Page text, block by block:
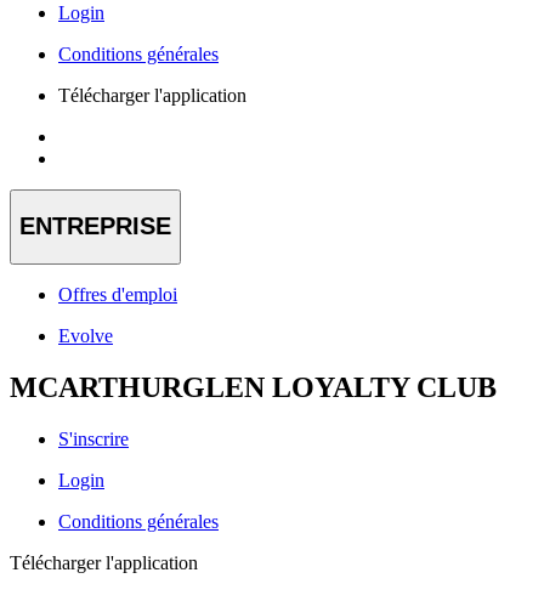
Login
Conditions générales
Télécharger l'application
ENTREPRISE
Offres d'emploi
Evolve
MCARTHURGLEN LOYALTY CLUB
S'inscrire
Login
Conditions générales
Télécharger l'application